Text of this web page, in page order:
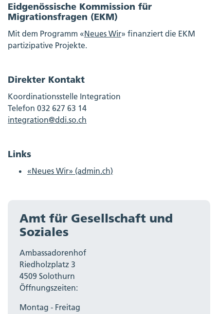
Eidgenössische Kommission für
Migrationsfragen (EKM)
Mit dem Programm «Neues Wir» finanziert die EKM
partizipative Projekte.
Direkter Kontakt
Koordinationsstelle Integration
Telefon 032 627 63 14
integration@ddi.so.ch
Links
«Neues Wir» (admin.ch)
Amt für Gesellschaft und
Soziales
Ambassadorenhof
Riedholzplatz 3
4509 Solothurn
Öffnungszeiten:
Montag - Freitag